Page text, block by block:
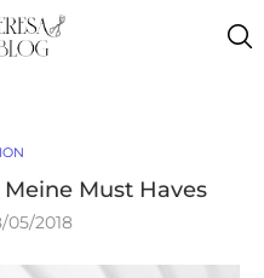
Must Haves
05/2018